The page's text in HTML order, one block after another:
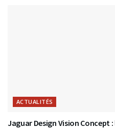
ACTUALITÉS
Jaguar Design Vision Concept